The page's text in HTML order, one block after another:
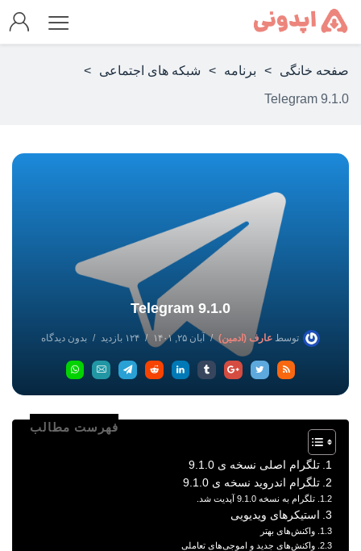
صفحه خانگی > برنامه > شبکه های اجتماعی >
Telegram 9.1.0
Telegram 9.1.0
توسط عارف (ادمین) آبان ۲۵, ۱۴۰۱ ۱۲۴ بازدید بدون دیدگاه
فهرست مطالب
تلگرام اصلی نسخه ی 9.1.0
تلگرام اندروید نسخه ی 9.1.0
تلگرام به نسخه 9.1.0 آپدیت شد.
استیکرهای ویدیویی
واکنش‌های بهتر
واکنش‌های جدید و اموجی‌های تعاملی